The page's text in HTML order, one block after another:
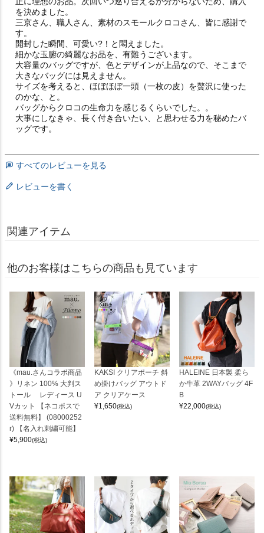
を決めました。
三京さん、職人さん、素材のスモールクロコさん、皆に感謝で
す。
開封した瞬間、可愛い?！と悶えました。
細かな玉腑の綺麗なお品を、有難うございます。
大容量のバッグですが、色とデザインが上品なので、そこまで
大きなバッグには見えません。
サイズを考えると、ほぼほぼ一頭（一枚の皮）を贅沢に使った
のかな、と。
バッグからクロコの生命力を感じるくらいでした。。
大事にしなきゃ、長く付き合いたい、と思わせる力を秘めたバ
ッグです。
すべてのレビューを見る
レビューを書く
関連アイテム
他のお客様はこちらの商品も見ています
《mau.さんコラボ商品
》リネン 100% 大判ス
トール レディース U
Vカット 【ネコポスで
送料無料】 (08000252
r) 【名入れ刺繍可能】
¥5,900(税込)
KAKSI クリアポーチ 斜
め掛けバッグ アウトド
ア クリアケース
¥1,650(税込)
HALEINE 日本製 柔ら
か牛革 2WAYバッグ 4F
B
¥22,000(税込)